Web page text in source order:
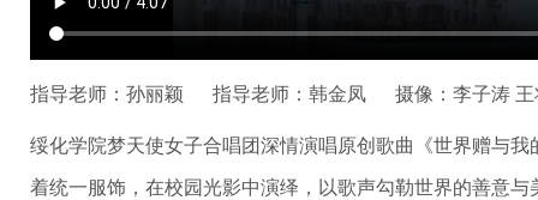
指导老师：孙丽颖 指导老师：韩金凤 摄像：李子涛 王
绥化学院梦天使女子合唱团深情演唱原创歌曲《世界赠与
着统一服饰，在校园光影中演绎，以歌声勾勒世界的善意